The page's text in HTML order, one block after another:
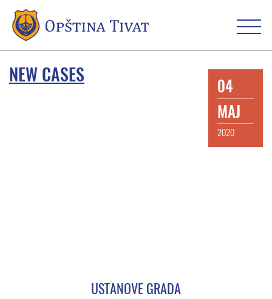
NEW CASES
04
MAJ
2020
USTANOVE GRADA